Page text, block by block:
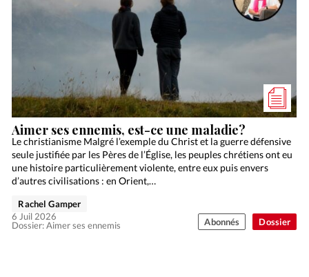
Dossier
Aimer ses ennemis, est-ce une maladie?
Le christianisme Malgré l’exemple du Christ et la guerre défensive
seule justifiée par les Pères de l’Église, les peuples chrétiens ont eu
une histoire particulièrement violente, entre eux puis envers
d’autres civilisations : en Orient,…
Dossier: Aimer ses ennemis
Rachel Gamper
6 Juil 2026
Abonnés